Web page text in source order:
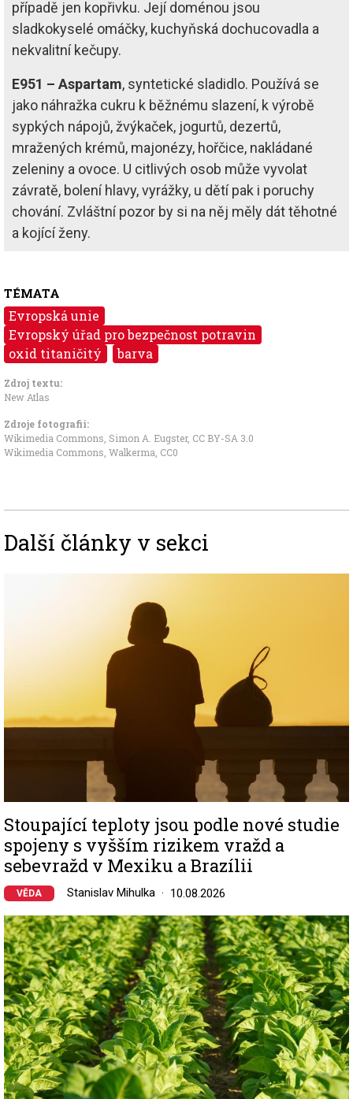
případě jen kopřivku. Její doménou jsou
sladkokyselé omáčky, kuchyňská dochucovadla a
nekvalitní kečupy.
E951 – Aspartam, syntetické sladidlo. Používá se
jako náhražka cukru k běžnému slazení, k výrobě
sypkých nápojů, žvýkaček, jogurtů, dezertů,
mražených krémů, majonézy, hořčice, nakládané
zeleniny a ovoce. U citlivých osob může vyvolat
závratě, bolení hlavy, vyrážky, u dětí pak i poruchy
chování. Zvláštní pozor by si na něj měly dát těhotné
a kojící ženy.
TÉMATA
Evropská unie
Evropský úřad pro bezpečnost potravin
oxid titaničitý
barva
Zdroj textu:
New Atlas
Zdroje fotografii:
Wikimedia Commons, Simon A. Eugster, CC BY-SA 3.0
Wikimedia Commons, Walkerma CC0
Další články v sekci
Stoupající teploty jsou podle nové studie
spojeny s vyšším rizikem vražd a
sebevražd v Mexiku a Brazílii
VĚDA Stanislav Mihulka 10.08.2026
Image